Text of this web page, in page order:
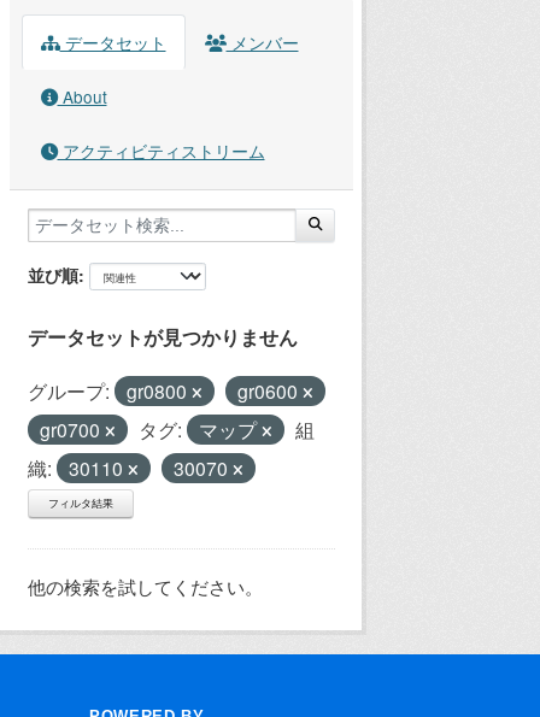
データセット メンバー
About
アクティビティストリーム
並び順
データセットが見つかりません
グループ: gr0800
gr0600
gr0700
タグ: マップ
組
織:
30110 30070
フィルタ結果
他の検索を試してください。